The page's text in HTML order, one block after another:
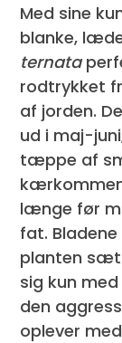
Med sine
blanke,
ternata
rodtrykket
af jorden.
ud i maj-
tæppe af
længe før
fat.
planten
sig kun
den
oplever